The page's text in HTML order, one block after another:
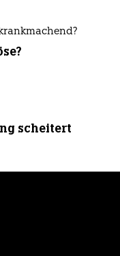
scheitert